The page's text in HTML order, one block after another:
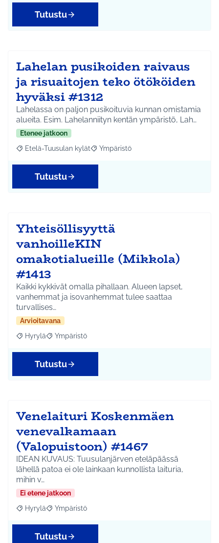
Tutustu
Lahelan pusikoiden raivaus
ja risuaitojen teko ötököiden
hyväksi #1312
Lahelassa on paljon pusikoituvia kunnan omistamia
alueita. Esim. Lahelanniityn kentän ympäristö, Lah…
Etenee jatkoon
Rajaa tulokset aihepiirin mukaan: Etelä-Tuusulan kylät
Etelä-Tuusulan kylät Rajaa tulokset teeman mukaan:
Ympäristö
Tutustu
Yhteisöllisyyttä
vanhoilleKIN
omakotialueille (Mikkola)
#1413
Kaikki kykkivät omalla pihallaan. Alueen lapset,
vanhemmat ja isovanhemmat tulee saattaa
turvallises…
Arvioitavana
Rajaa tulokset aihepiirin mukaan: Hyrylä
Hyrylä Rajaa tulokset teeman mukaan: Ympäristö
Ympäristö
Tutustu
Venelaituri Koskenmäen
venevalkamaan
(Valopuistoon) #1467
IDEAN KUVAUS: Tuusulanjärven eteläpäässä
lähellä patoa ei ole lainkaan kunnollista laituria,
mihin v…
Ei etene jatkoon
Rajaa tulokset aihepiirin mukaan: Hyrylä
Hyrylä Rajaa tulokset teeman mukaan: Ympäristö
Ympäristö
Tutustu